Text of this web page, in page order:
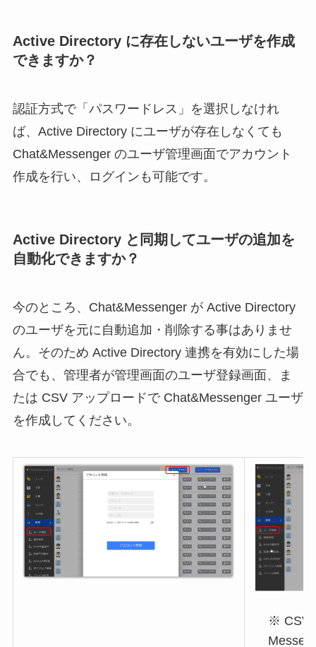
Active Directory に存在しないユーザを作成
できますか？
認証方式で「パスワードレス」を選択しなけれ
ば、Active Directory にユーザが存在しなくても
Chat&Messenger のユーザ管理画面でアカウント
作成を行い、ログインも可能です。
Active Directory と同期してユーザの追加を
自動化できますか？
今のところ、Chat&Messenger が Active Directory
のユーザを元に自動追加・削除する事はありませ
ん。そのため Active Directory 連携を有効にした場
合でも、管理者が管理画面のユーザ登録画面、ま
たは CSV アップロードで Chat&Messenger ユーザ
を作成してください。
※ CSV